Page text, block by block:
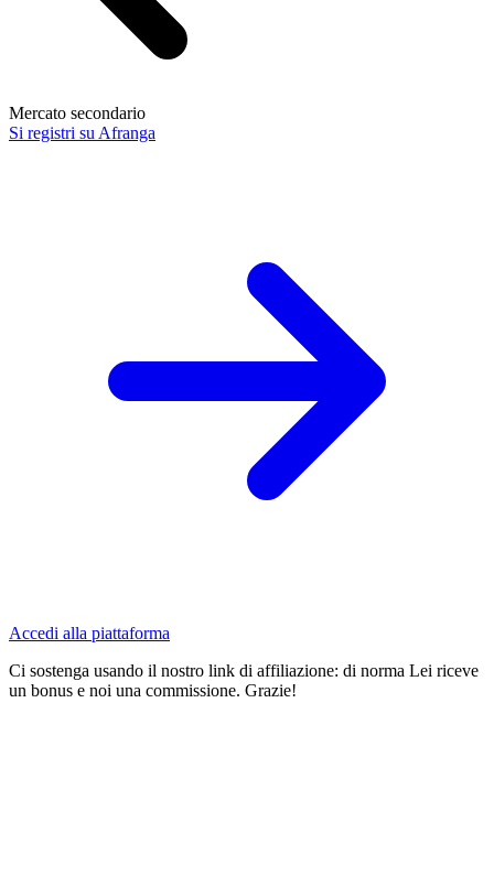
Mercato secondario
Si registri su Afranga
Accedi alla piattaforma
Ci sostenga usando il nostro link di affiliazione: di norma Lei riceve
un bonus e noi una commissione. Grazie!